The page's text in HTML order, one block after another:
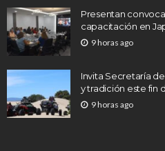
Presentan
capacitación en
9 horas ago
Invita Secretaría
y tradición este fin
9 horas ago